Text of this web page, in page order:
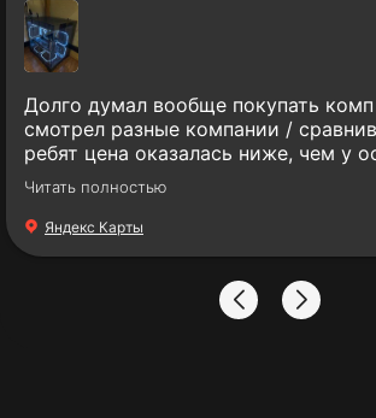
Долго думал вообще покупать
смотрел разные компании /
ребят цена оказалась ниже, чем у
однако сборка - кайф. Все
не радовать. Никаких китайских
Спасибо большое за работу!
Читать полностью
Яндекс Карты